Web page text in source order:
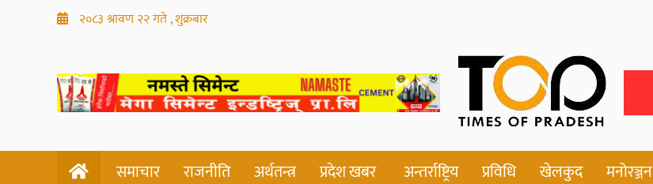
२०८३ श्रावण २२ गते , शुक्रबार
समाचार राजनीति अर्थतन्त्र प्रदेश खबर अन्तर्राष्ट्रिय प्रविधि खेलकुद मनोरञ्जन